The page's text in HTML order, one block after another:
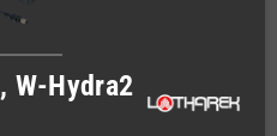
W-Hydra2